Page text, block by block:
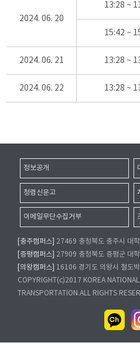
2024. 06. 20
13:28 ~
15:42 ~
2024. 06. 21 13:28 ~
2024. 06. 22 13:28 ~
정보공개
청렴신문고
이메일무단수집거부
[충주캠퍼스]
27469 충청북도 충주시 대
[증평캠퍼스]
27909 충청북도 증평군 대
[의왕캠퍼스]
16106 경기도 의왕시 철도
COPYRIGHT(c)2017 KOREA
TRANSPORTATION.ALL RIGHTS